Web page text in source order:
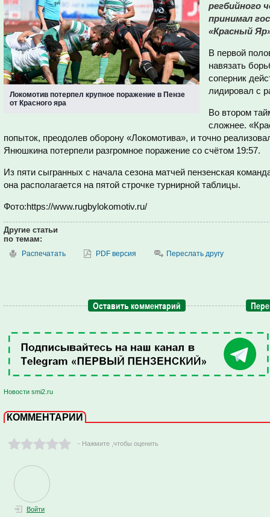
Локомотив потерпел крупное поражение в Пензе
от Красного яра
регбийного
принимал
«Красный
В первой
навязать
соперник
лидировал с
Во втором
сложнее.
попыток, преодолев оборону «Локомотива», и точно
Янюшкина потерпели разгромное поражение со счётом 19:57.
Из пяти сыгранных с начала сезона матчей пензенская
она располагается на пятой строчке турнирной таблицы.
Фото:https://www.rugbylokomotiv.ru/
Другие статьи
по темам:
Распечатать PDF версия Переслать другу
Оставить комментарий
Новости smi2.ru
КОММЕНТАРИИ
- Нажмите ,чтобы оценить
Войти